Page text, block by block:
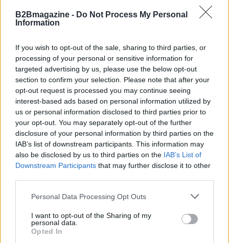
B2Bmagazine - Do Not Process My Personal
Information
If you wish to opt-out of the sale, sharing to third parties, or
processing of your personal or sensitive information for
targeted advertising by us, please use the below opt-out
section to confirm your selection. Please note that after your
opt-out request is processed you may continue seeing
interest-based ads based on personal information utilized by
us or personal information disclosed to third parties prior to
your opt-out. You may separately opt-out of the further
disclosure of your personal information by third parties on the
IAB’s list of downstream participants. This information may
also be disclosed by us to third parties on the IAB’s List of
Downstream Participants that may further disclose it to other
Please note that this website/app uses one or more Google
not limited to your visit or usage behaviour. You may click to
grant or deny consent to Google and its third-party tags to
use your data for below specified purposes in below Google
Personal Data Processing Opt Outs
I want to opt-out of the Sharing of my
personal data.
Opted In
AUTORE